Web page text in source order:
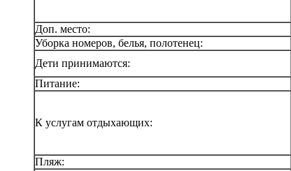
Доп. место:
Уборка номеров, белья, полотенец:
Дети принимаются:
Питание:
К услугам отдыхающих:
Пляж: